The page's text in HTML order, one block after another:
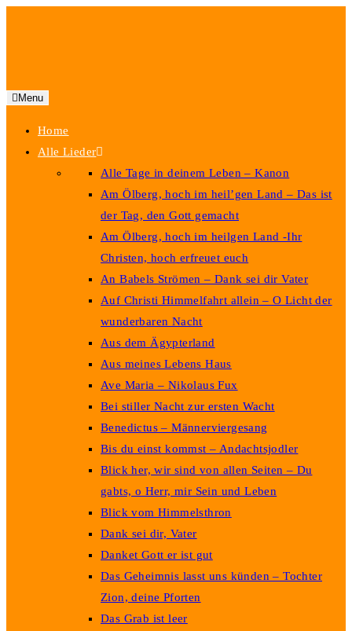
Menu
Home
Alle Lieder
Alle Tage in deinem Leben – Kanon
Am Ölberg, hoch im heil’gen Land – Das ist
der Tag, den Gott gemacht
Am Ölberg, hoch im heilgen Land -Ihr
Christen, hoch erfreuet euch
An Babels Strömen – Dank sei dir Vater
Auf Christi Himmelfahrt allein – O Licht der
wunderbaren Nacht
Aus dem Ägypterland
Aus meines Lebens Haus
Ave Maria – Nikolaus Fux
Bei stiller Nacht zur ersten Wacht
Benedictus – Männerviergesang
Bis du einst kommst – Andachtsjodler
Blick her, wir sind von allen Seiten – Du
gabts, o Herr, mir Sein und Leben
Blick vom Himmelsthron
Dank sei dir, Vater
Danket Gott er ist gut
Das Geheimnis lasst uns künden – Tochter
Zion, deine Pforten
Das Grab ist leer